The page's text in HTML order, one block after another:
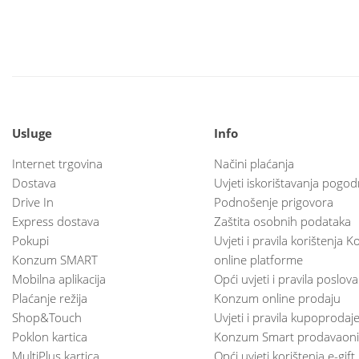
Usluge
Internet trgovina
Dostava
Drive In
Express dostava
Pokupi
Konzum SMART
Mobilna aplikacija
Plaćanje režija
Shop&Touch
Poklon kartica
MultiPlus kartica
Info
Načini plaćanja
Uvjeti iskorištavanja
Podnošenje prigovora
Zaštita osobnih podataka
Uvjeti i pravila korištenja
online platforme
Opći uvjeti i pravila
Konzum online prodaju
Uvjeti i pravila
Konzum Smart
Opći uvjeti korištenja e-gift